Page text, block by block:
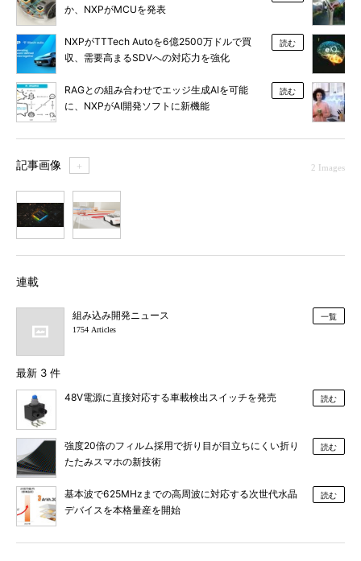
か、NXPがMCUを発表
NXPがTTTech Autoを6億2500万ドルで買
収、需要高まるSDVへの対応力を強化
読む
RAGとの組み合わせでエッジ生成AIを可能
に、NXPがAI開発ソフトに新機能
読む
記事画像 ＋ 2 Images
連載
組み込み開発ニュース
1754 Articles
一覧
最新 3 件
48V電源に直接対応する車載検出スイッチを発売 読む
強度20倍のフィルム採用で折り目が目立ちにくい折り
たたみスマホの新技術
読む
基本波で625MHzまでの高周波に対応する次世代水晶
デバイスを本格量産を開始
読む